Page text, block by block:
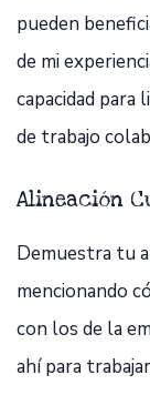
pueden
de mi
capacidad
de trabajo
Alineación
Demuestra tu
mencionando
con los de la
ahí para